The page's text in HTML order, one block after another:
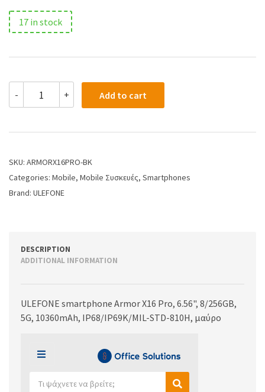
17 in stock
- + Add to cart
SKU: ARMORX16PRO-BK
Categories: Mobile, Mobile Συσκευές, Smartphones
Brand: ULEFONE
DESCRIPTION
ADDITIONAL INFORMATION
ULEFONE smartphone Armor X16 Pro, 6.56", 8/256GB,
5G, 10360mAh, IP68/IP69K/MIL-STD-810H, μαύρο